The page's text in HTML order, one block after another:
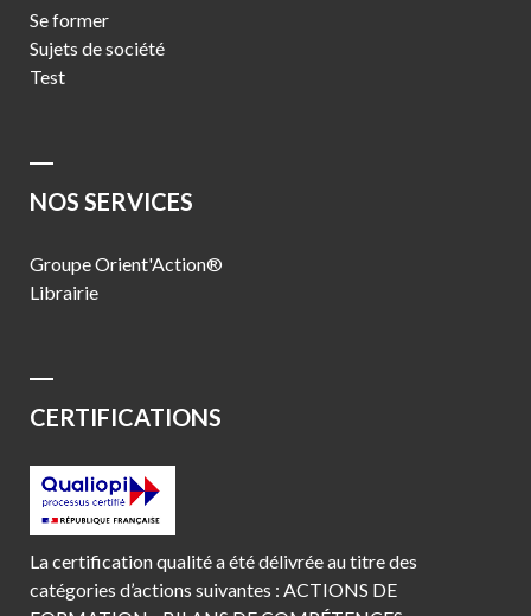
Se former
Sujets de société
Test
NOS SERVICES
Groupe Orient'Action®
Librairie
CERTIFICATIONS
La certification qualité a été délivrée au titre des
catégories d’actions suivantes : ACTIONS DE